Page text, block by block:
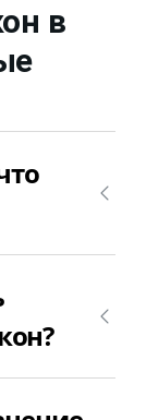
в
окон в